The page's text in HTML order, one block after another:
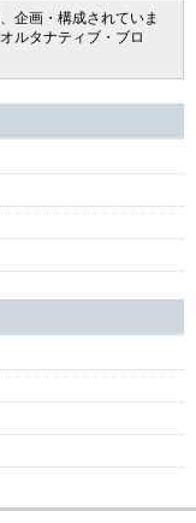
企画・構成されていま
ルタナティブ・ブロ